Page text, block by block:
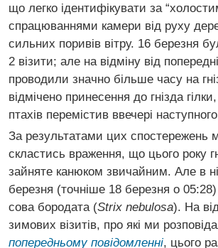
що легко ідентифікувати за
спрацюваннями камери від руху
сильних поривів вітру. 16 березня
2 візити; але на відміну від
проводили значно більше часу на
відмічено принесення до гнізда
птахів перемістив ввечері
За результатами цих спостережень
скластись враження, що цього року
зайняте канюком звичайним. Але в
березня (точніше 18 березня о 05:28)
сова бородата (Strix nebulosa). На
зимових візитів, про які ми
попередньому повідомленні, цього